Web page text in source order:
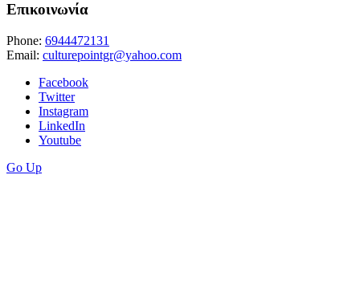
Επικοινωνία
Phone: 6944472131
Email: culturepointgr@yahoo.com
Facebook
Twitter
Instagram
LinkedIn
Youtube
Go Up